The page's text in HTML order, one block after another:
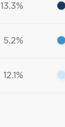
13.3%
5.2%
12.1%